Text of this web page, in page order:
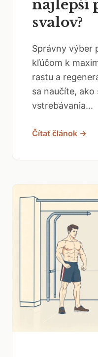
najlepší
svalov?
Správny výber
kľúčom k
rastu a
sa naučíte, ako
vstrebávania...
Čítať článok →